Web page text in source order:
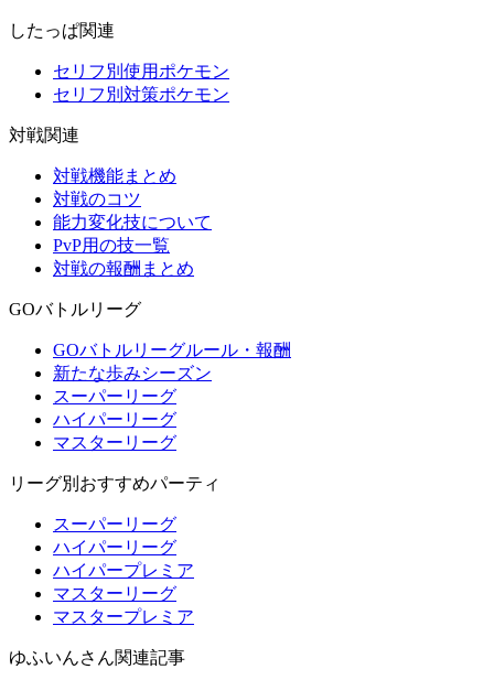
したっぱ関連
セリフ別使用ポケモン
セリフ別対策ポケモン
対戦関連
対戦機能まとめ
対戦のコツ
能力変化技について
PvP用の技一覧
対戦の報酬まとめ
GOバトルリーグ
GOバトルリーグルール・報酬
新たな歩みシーズン
スーパーリーグ
ハイパーリーグ
マスターリーグ
リーグ別おすすめパーティ
スーパーリーグ
ハイパーリーグ
ハイパープレミア
マスターリーグ
マスタープレミア
ゆふいんさん関連記事